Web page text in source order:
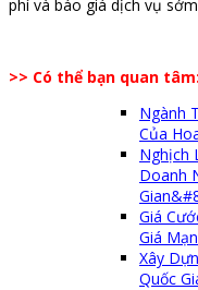
phí và báo giá dịch vụ
>> Có thể bạn quan tâm:
Ngành
Của
Nghịch
Doanh
Giá
Giá
Xây
Quốc